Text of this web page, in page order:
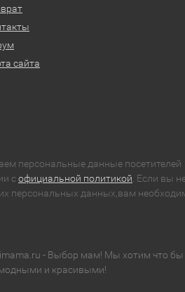
сайта
персональные данные посетителей
софициальной политикой . Если вы
персональных данных,вам
- Выбор мам! Мы хотим что бы
и красивыми!